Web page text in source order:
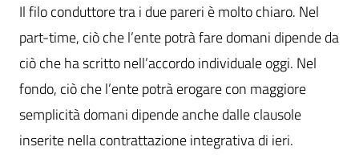
Il filo conduttore tra i due pareri è molto chiaro. Nel
part-time, ciò che l’ente potrà fare domani dipende da
ciò che ha scritto nell’accordo individuale oggi. Nel
fondo, ciò che l’ente potrà erogare con maggiore
semplicità domani dipende anche dalle clausole
inserite nella contrattazione integrativa di ieri.